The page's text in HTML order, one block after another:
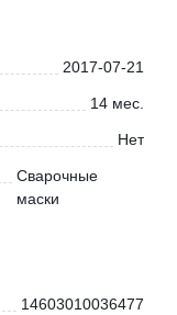
2017-07-21
14 мес.
Нет
Сварочные
маски
14603010036477